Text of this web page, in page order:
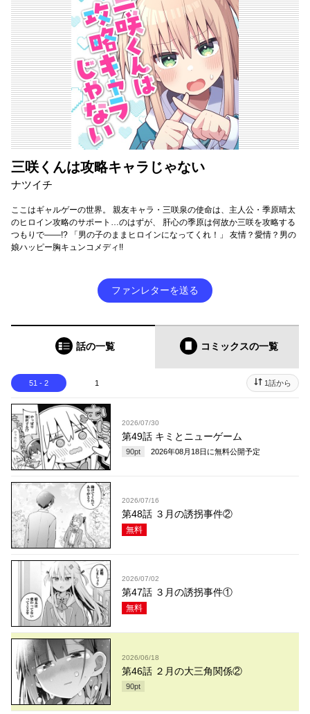
三咲くんは攻略キャラじゃない
ナツイチ
ここはギャルゲーの世界。 親友キャラ・三咲泉の使命は、主人公・季原晴太
のヒロイン攻略のサポート…のはずが、 肝心の季原は何故か三咲を攻略する
つもりで――!? 「男の子のままヒロインになってくれ！」 友情？愛情？男の
娘ハッピー胸キュンコメディ!!
ファンレターを送る
話の一覧 コミックスの一覧
51 - 2 1 1話から
2026/07/30
第49話 キミとニューゲーム
90pt 2026年08月18日 に無料公開予定
2026/07/16
第48話 ３月の誘拐事件②
無料
2026/07/02
第47話 ３月の誘拐事件①
無料
2026/06/18
第46話 ２月の大三角関係②
90pt